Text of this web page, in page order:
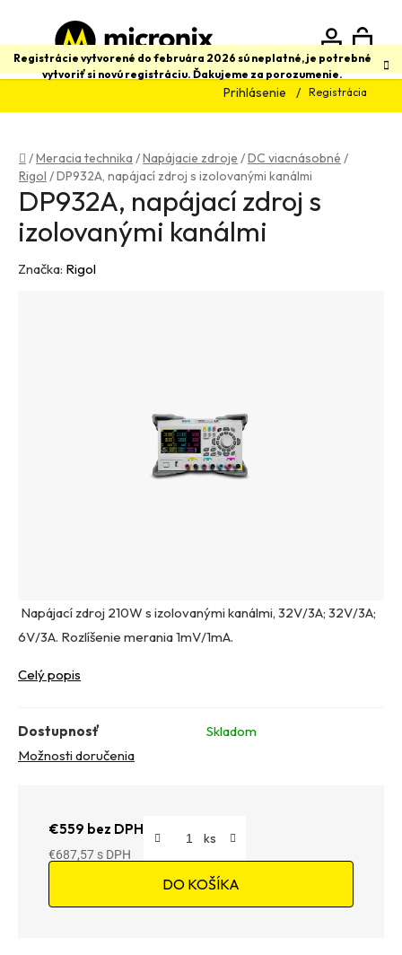
obsah
Registrácie vytvorené do februára 2026 sú neplatné, je potrebné
vytvoriť si novú registráciu. Ďakujeme za porozumenie.
Prihlásenie Registrácia
Hľadať
Domov
/Meracia technika /Napájacie zdroje /DC viacnásobné /
Rigol /DP932A, napájací zdroj s izolovanými kanálmi
Napájací zdroj 210W s izolovanými kanálmi, 32V/3A; 32V/3A;
6V/3A. Rozlíšenie merania 1mV/1mA.
Celý popis
Dostupnosť
Skladom
Možnosti doručenia
€559 bez DPH
€687,57
DO KOŠÍKA
DP932A, napájací zdroj s
izolovanými kanálmi
Značka: Rigol